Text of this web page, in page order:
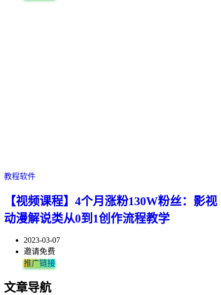
教程软件
【视频课程】4个月涨粉130W粉丝：影视
动漫解说类从0到1创作流程教学
2023-03-07
邀请免费
推广链接
文章导航